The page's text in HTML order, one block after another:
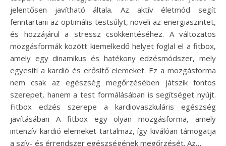
jelentősen javítható általa. Az aktív életmód segít
fenntartani az optimális testsúlyt, növeli az energiaszintet,
és hozzájárul a stressz csökkentéséhez. A változatos
mozgásformák között kiemelkedő helyet foglal el a fitbox,
amely egy dinamikus és hatékony edzésmódszer, mely
egyesíti a kardió és erősítő elemeket. Ez a mozgásforma
nem csak az egészség megőrzésében játszik fontos
szerepet, hanem a test formálásában is segítséget nyújt.
Fitbox edzés szerepe a kardiovaszkuláris egészség
javításában A fitbox egy olyan mozgásforma, amely
intenzív kardió elemeket tartalmaz, így kiválóan támogatja
a szív- és érrendszer egészségének megőrzését. Az…